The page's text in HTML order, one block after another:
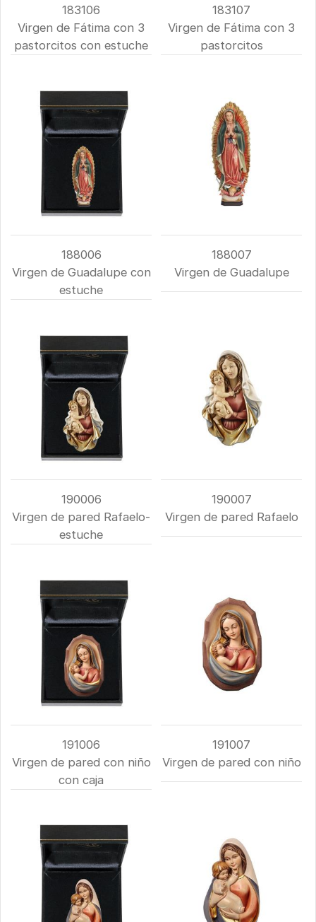
183106
Virgen de Fátima con 3
pastorcitos con estuche
183107
Virgen de Fátima con 3
pastorcitos
188006
Virgen de Guadalupe con
estuche
188007
Virgen de Guadalupe
190006
Virgen de pared Rafaelo-
estuche
190007
Virgen de pared Rafaelo
191006
Virgen de pared con niño
con caja
191007
Virgen de pared con niño